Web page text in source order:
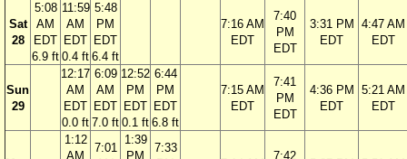
Sat
28
5:08
AM
EDT
6.9 ft
11:59
AM
EDT
0.4 ft
5:48
PM
EDT
6.4 ft
7:16 AM
EDT
7:40
PM
EDT
3:31 PM
EDT
4:47 AM
EDT
Sun
29
12:17
AM
EDT
0.0 ft
6:09
AM
EDT
7.0 ft
12:52
PM
EDT
0.1 ft
6:44
PM
EDT
6.8 ft
7:15 AM
EDT
7:41
PM
EDT
4:36 PM
EDT
5:21 AM
EDT
1:12
AM
7:01
1:39
PM
7:33
7:42